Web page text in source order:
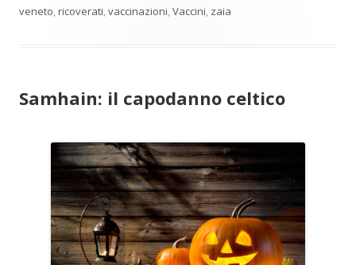
veneto,ricoverati,vaccinazioni,Vaccini, zaia
Samhain: il capodanno celtico